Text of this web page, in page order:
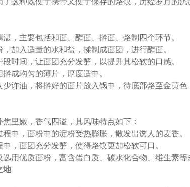
了这种既便于携带又便于保存的烙馍，历经岁月的
，主要包括和面、醒面、擀面、烙制四个环节。
加入适量的水和盐，揉制成面团，进行醒面。
时间，让面团充分发酵，以提升其松软的口感。
成均匀的薄片，厚度适中。
少许油，将擀好的面片放入锅中，待底部烙至金黄
里嫩，香气四溢，其风味特点如下：
中，面粉中的淀粉受热膨胀，散发出诱人的麦香。
，面团充分发酵，使得烙馍更加松软可口。
用优质面粉，富含蛋白质、碳水化合物、维生素等
地